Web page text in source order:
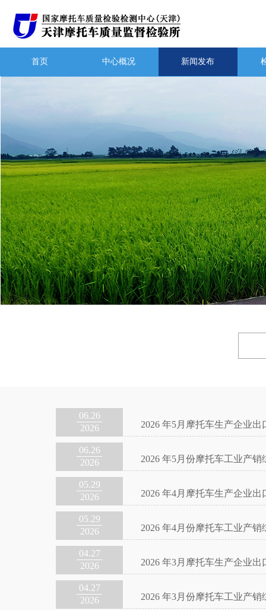
首页 中心概况 新闻发布
06.26
2026
2026 年5月摩托车生产企业出
06.26
2026
2026 年5月份摩托车工业产销
05.29
2026
2026 年4月摩托车生产企业出
05.29
2026
2026 年4月份摩托车工业产销
04.27
2026
2026 年3月摩托车生产企业出
04.27
2026
2026 年3月份摩托车工业产销